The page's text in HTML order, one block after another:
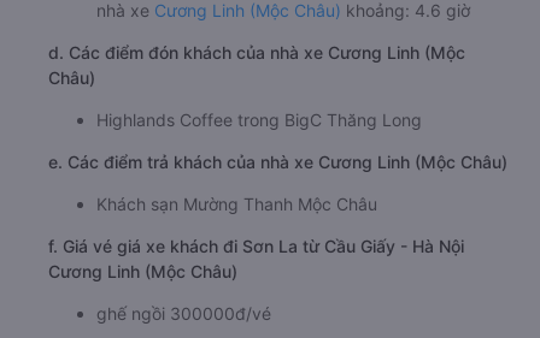
nhà xe Cương Linh (Mộc Châu) khoảng: 4.6 giờ
d. Các điểm đón khách của nhà xe Cương Linh (Mộc
Châu)
Highlands Coffee trong BigC Thăng Long
e. Các điểm trả khách của nhà xe Cương Linh (Mộc Châu)
Khách sạn Mường Thanh Mộc Châu
f. Giá vé giá xe khách đi Sơn La từ Cầu Giấy - Hà Nội
Cương Linh (Mộc Châu)
ghế ngồi 300000đ/vé